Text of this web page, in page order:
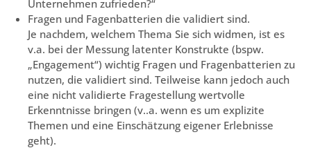
Unternehmen zufrieden?“
Fragen und Fagenbatterien die validiert sind.
Je nachdem, welchem Thema Sie sich widmen, ist es
v.a. bei der Messung latenter Konstrukte (bspw.
„Engagement“) wichtig Fragen und Fragenbatterien zu
nutzen, die validiert sind. Teilweise kann jedoch auch
eine nicht validierte Fragestellung wertvolle
Erkenntnisse bringen (v..a. wenn es um explizite
Themen und eine Einschätzung eigener Erlebnisse
geht).